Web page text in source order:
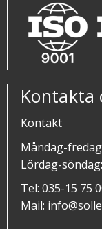
Kontakta
Kontakt
Måndag-
Lördag-
Tel: 035-15 75
Mail: